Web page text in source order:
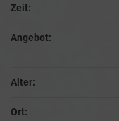
Zeit:
Angebot:
Alter:
Ort: